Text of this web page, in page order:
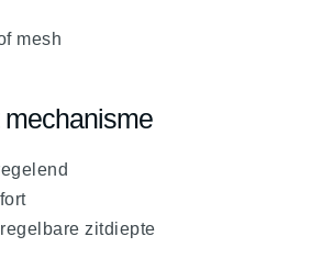
mesh
zitdiepte